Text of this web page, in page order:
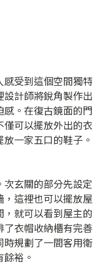
受到這個空間獨特
計師將銳角製作出
。在復古鏡面的門
可以擺放外出的衣
一家五口的鞋子。
玄關的部分先設定
這裡也可以擺放屋
就可以看到屋主的
衣帽收納櫃有完善
規劃了一間客用衛
裕。